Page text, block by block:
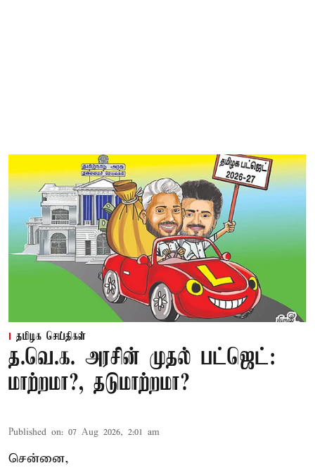
தமிழக செய்திகள்
த.வெ.க. அரசின் முதல் பட்ஜெட்:
மாற்றமா?, தடுமாற்றமா?
Published on: 07 Aug 2026, 2:01 am
சென்னை,